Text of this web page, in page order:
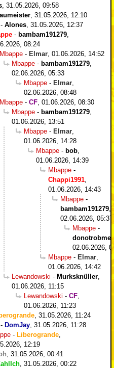
31.05.2026, 09:58
31.05.2026, 12:10
- Alones 31.05.2026, 12:37
- bambam191279
08:24
Mbappe - Elmar 01.06.2026, 14:52
Mbappe - bambam191279
02.06.2026, 05:33
Mbappe - Elmar
02.06.2026, 08:48
Mbappe - CF 01.06.2026, 08:30
Mbappe - bambam191279
01.06.2026, 13:51
Mbappe - Elmar
01.06.2026, 14:28
Mbappe - bob
01.06.2026, 14:39
Mbappe -
Chappi1991
01.06.2026, 14:43
Mbappe -
bambam191279
02.06.2026, 05:37
Mbappe -
donotrobme,
02.06.2026,
Mbappe - Elmar
01.06.2026, 14:42
Lewandowski - Murksknüller
01.06.2026, 11:15
Lewandowski - CF
01.06.2026, 11:23
31.05.2026, 11:24
- DomJay 31.05.2026, 11:28
- Liberogrande
12:19
31.05.2026, 00:41
31.05.2026, 00:22